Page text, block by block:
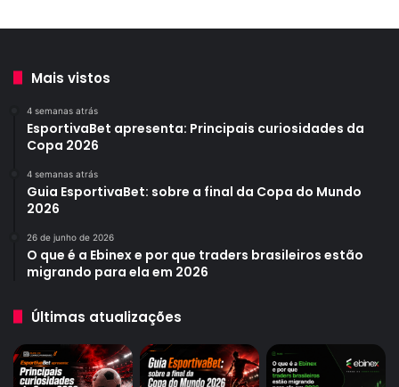
Mais vistos
4 semanas atrás
EsportivaBet apresenta: Principais curiosidades da
Copa 2026
4 semanas atrás
Guia EsportivaBet: sobre a final da Copa do Mundo
2026
26 de junho de 2026
O que é a Ebinex e por que traders brasileiros estão
migrando para ela em 2026
Últimas atualizações